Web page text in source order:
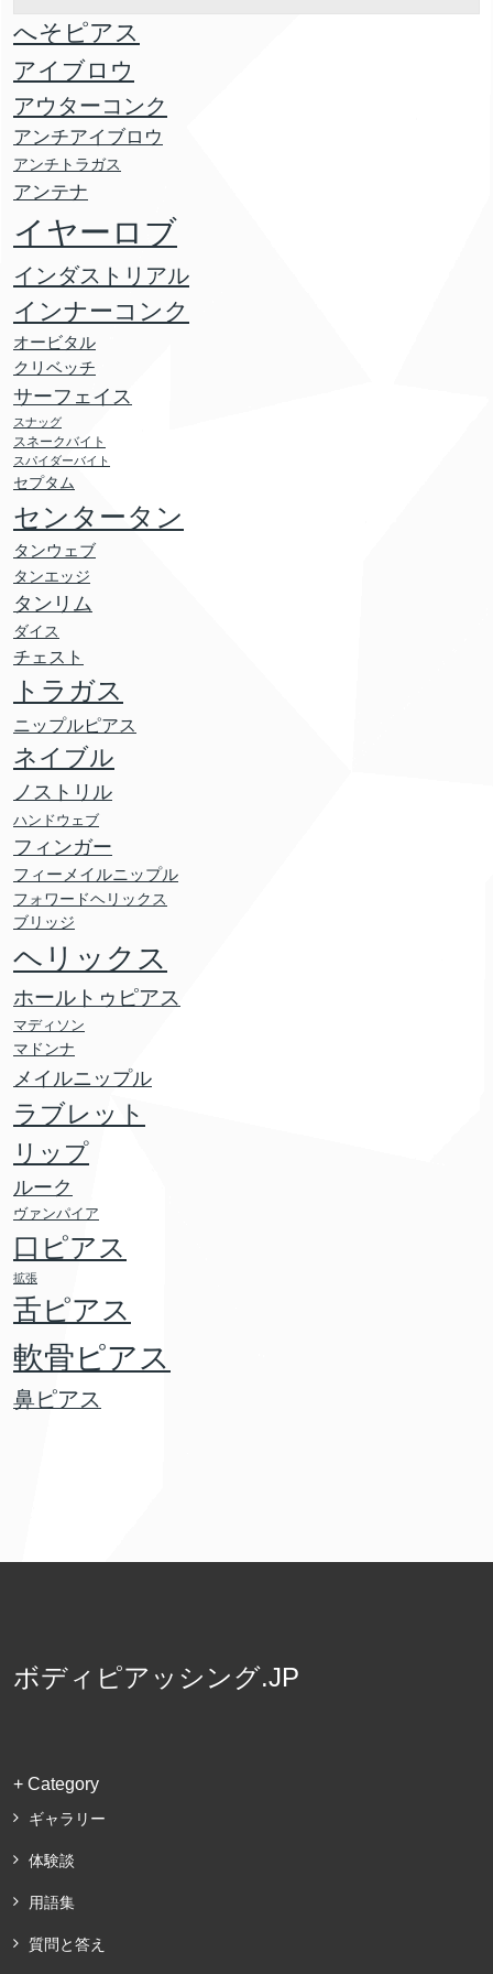
へそピアス
アイブロウ
アウターコンク
アンチアイブロウ
アンチトラガス
アンテナ
イヤーロブ
インダストリアル
インナーコンク
オービタル
クリベッチ
サーフェイス
スナッグ
スネークバイト
スパイダーバイト
セプタム
センタータン
タンウェブ
タンエッジ
タンリム
ダイス
チェスト
トラガス
ニップルピアス
ネイブル
ノストリル
ハンドウェブ
フィンガー
フィーメイルニップル
フォワードヘリックス
ブリッジ
ヘリックス
ホールトゥピアス
マディソン
マドンナ
メイルニップル
ラブレット
リップ
ルーク
ヴァンパイア
口ピアス
拡張
舌ピアス
軟骨ピアス
鼻ピアス
ボディピアッシング.JP
+ Category
ギャラリー
体験談
用語集
質問と答え